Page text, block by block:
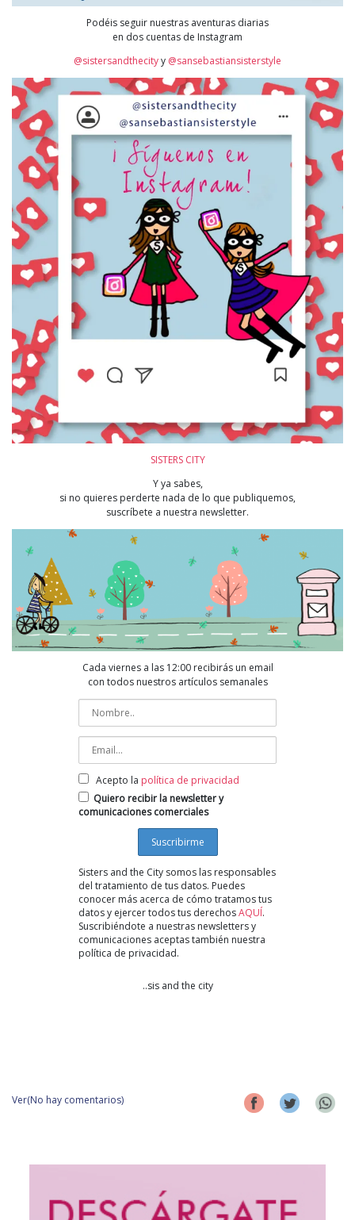
Podéis seguir nuestras aventuras diarias
en dos cuentas de Instagram
@sistersandthecityy @sansebastiansisterstyle
SISTERS CITY
Y ya sabes,
si no quieres perderte nada de lo que publiquemos,
suscríbete a nuestra newsletter.
Cada viernes a las 12:00 recibirás un email
con todos nuestros artículos semanales
Acepto la política de privacidad
Quiero recibir la newsletter y
comunicaciones comerciales
Sisters and the City somos las responsables
del tratamiento de tus datos. Puedes
conocer más acerca de cómo tratamos tus
datos y ejercer todos tus derechosAQUÍ.
Suscribiéndote a nuestras newsletters y
comunicaciones aceptas también nuestra
política de privacidad.
..sis and the city
Ver(No hay comentarios)